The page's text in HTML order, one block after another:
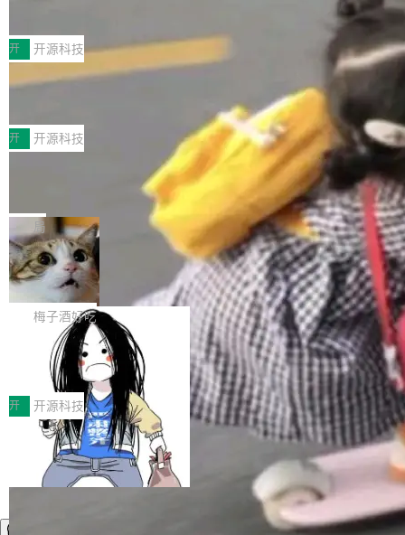
MPComm将作为一种传输引擎接入Mooncake T
ENT，实现零拷贝传输性能提升30%、非零拷贝
传输性能最高提升5倍。UCL-MPComm底层基
于自研UCL-Engine通信引擎，后续腾讯网平将
持续开源更多基于UCL-Engine的高性能通信组
件。 腾讯网平团队在UCL-MPComm中实现了一
个独立于业务线程的全局通信引擎（Engine），
型案例入选名单》，深信服“面向企业研发场景的
开源 AI 编程平台 CoStrict 应用”凭借卓越的技术
创新与落地成效成功入选。 全链路私有化部署，
助力企业AI研发安全落地 当前，越来越多企业已
经开始引入 AI Coding 工具，通过调用公有云模
型或企业内部部署模型提升研发效率。但随着 AI
Coding 从个人辅助工具逐步走向团队级、组织
级应用，企业在规模化落地过程中，对安全性、
可控性和代码质量提出了更高要求。 首先是数据
安全与合规要求。对于大多数普通研发场景，公
有云模型能够满足快速试用和效率提升的需求。
但对于金融、能源、医疗等对数据安全要求较...
开 开源科技
深信服AI算力网关入选工信部人工智能
前不久，工业和信息化部正式发布《2025年人工
智能应用典型案例名单》，集中展示人工智能在
各领域的应用成果，覆盖技术底座、行业赋能、
产品应用、支撑保障、专题等五大方向。深信服
AI算力网关（AI创新平台）成功入选！ 随着各行
各业的Agent走向规模化建设，算力构成形态逐
渐丰富，用户关注的重点也在发生变化：不只是
让AI用起来，还要进一步看清混合算力时代下，
Token花在哪里、算力是否被充分利用，以及持
续增长的AI成本该如何优化。 深信服AI算力网关
正是围绕这些实际问题，从Token治理和成本治
理两个方面，让用户的每一份算力都看得清、管
得住、用得稳、省得下、更安全！ 一、从现在开
始，Token使用一目...
开 开源科技
Jeff Dean 离开 Google：一个时代的结
束，一个实验室的开始
Google 员工编号 20。MapReduce 作者之一。
Bigtable 作者之一。TensorFlow 的作者之一。
Gemini 的架构师。Google 首席科学家。 Jeff D
ean 在 Google 工作了 27 年后，宣布离职。 他
不是一个人走。一同离开的还有 Sanjay Ghema
wat（Google 员工编号 23，Jeff Dean 二十多
年的编程搭档，MapReduce 和 Bigtable 的共同
作者）、Quoc Le（Google 大脑核心成员，Se
q2Seq 和 DocAI 的共同发明人）以及 Oriol Vin
yals（Gemini 联合负责人，AlphaSta...
局
🔥 SolonCode v2026.8.4 发布：界面
字体可调、22 种语言、记忆搜索增强
打开终端就能上岗的全中文编码智能体，这一轮
把「看得清、用母语、记得住」三件事一次补
齐。 SolonCode 是什么 SolonCode 是杭州无
耳科技研发的企业级终端编码智能体——一位全
中文驱动的数字员工，自主理解需求、规划步
骤、编写代码。不挑模型、不挑平台，curl 一行
装完即用。 开源地址：Gitee · GitCode · GitHu
b 安装 支持 Java 8+（8~26）、macOS / Linu
x / Windows / Harmony PC。 # macOS / Linu
x / Harmony PC curl -fsSL https://solon.noea
梅子酒好吃
让“代码语义理解”深度释放AI Coding
价值潜能：华为云码道（CodeArts）
代码仓技术解析
一、代码仓深度理解技术的作用与价值 在软件工
程实践中，代码仓是企业核心知识资产的主要载
体。企业级代码仓库通常包含数十万乃至数百万
个文件，其规模远超单次模型调用可承载的上下
文窗口。随着项目规模的持续扩张与代码历史的
不断累积，代码仓中的模块关系、接口契约、业
务逻辑等关键信息往往分散于数十乃至数百个文
开 开源科技